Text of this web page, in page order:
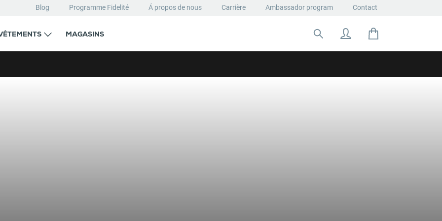
Blog Programme Fidelité Á propos de nous Carrière Ambassador program Contact
MAGASINS
Rechercher: